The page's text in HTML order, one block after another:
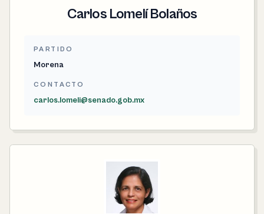
Carlos Lomelí Bolaños
PARTIDO
Morena
CONTACTO
carlos.lomeli@senado.gob.mx